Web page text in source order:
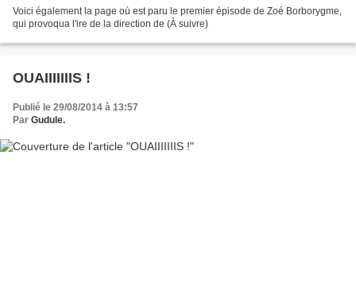
Voici également la page où est paru le premier épisode de Zoé Borborygme,
qui provoqua l'ire de la direction de (À suivre)
OUAIIIIIIIS !
Publié le 29/08/2014 à 13:57
Par Gudule.